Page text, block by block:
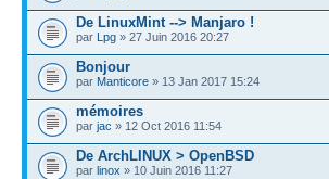
De LinuxMint --> Manjaro !
par Lpg » 27 Juin 2016 20:27
Bonjour
par Manticore » 13 Jan 2017 15:24
mémoires
par jac » 12 Oct 2016 11:54
De ArchLINUX > OpenBSD
par linox » 10 Juin 2016 11:27